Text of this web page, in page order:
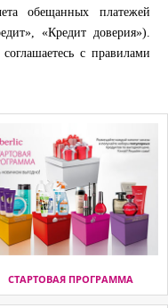
обещанных платежей
«Кредит доверия»).
с правилами
СТАРТОВАЯ ПРОГРАММА